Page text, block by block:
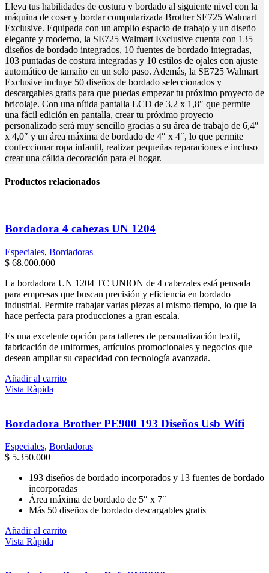
Lleva tus habilidades de costura y bordado al siguiente nivel con la
máquina de coser y bordar computarizada Brother SE725 Walmart
Exclusive. Equipada con un amplio espacio de trabajo y un diseño
elegante y moderno, la SE725 Walmart Exclusive cuenta con 135
diseños de bordado integrados, 10 fuentes de bordado integradas,
103 puntadas de costura integradas y 10 estilos de ojales con ajuste
automático de tamaño en un solo paso. Además, la SE725 Walmart
Exclusive incluye 50 diseños de bordado seleccionados y
descargables gratis para que puedas empezar tu próximo proyecto de
bricolaje. Con una nítida pantalla LCD de 3,2 x 1,8″ que permite
una fácil edición en pantalla, crear tu próximo proyecto
personalizado será muy sencillo gracias a su área de trabajo de 6,4″
x 4,0″ y un área máxima de bordado de 4″ x 4″, lo que permite
confeccionar ropa infantil, realizar pequeñas reparaciones e incluso
crear una cálida decoración para el hogar.
Productos relacionados
Bordadora 4 cabezas UN 1204
Especiales, Bordadoras
$ 68.000.000
La bordadora UN 1204 TC UNION de 4 cabezales está pensada
para empresas que buscan precisión y eficiencia en bordado
industrial. Permite trabajar varias piezas al mismo tiempo, lo que la
hace perfecta para producciones a gran escala.
Es una excelente opción para talleres de personalización textil,
fabricación de uniformes, artículos promocionales y negocios que
desean ampliar su capacidad con tecnología avanzada.
Añadir al carrito
Vista Ràpida
Bordadora Brother PE900 193 Diseños Usb Wifi
Especiales, Bordadoras
$ 5.350.000
193 diseños de bordado incorporados y 13 fuentes de bordado
incorporadas
Área máxima de bordado de 5″ x 7″
Más 50 diseños de bordado descargables gratis
Añadir al carrito
Vista Ràpida